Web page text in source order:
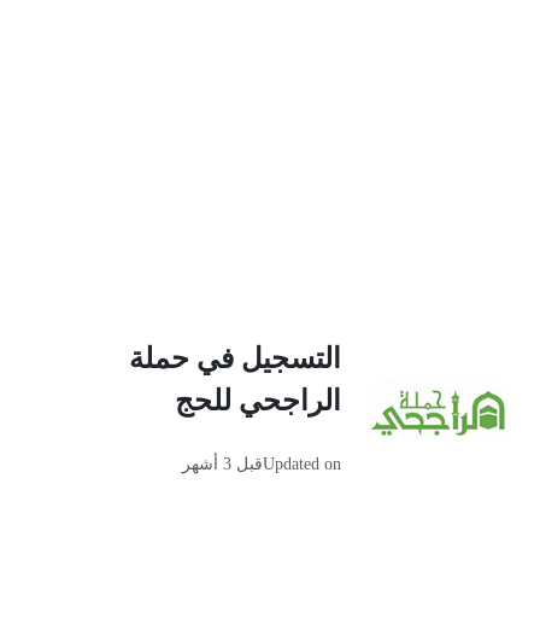
التسجيل في حملة
الراجحي للحج
Updated onقبل 3 أشهر